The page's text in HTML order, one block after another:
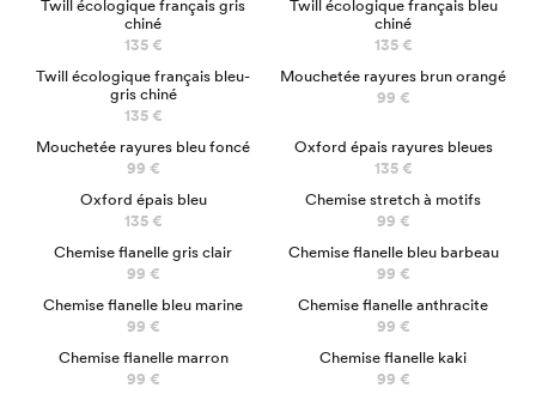
Twill écologique français gris
chiné
135 €
Twill écologique français bleu
chiné
135 €
Twill écologique français bleu-
gris chiné
135 €
Mouchetée rayures brun orangé
99 €
Mouchetée rayures bleu foncé
99 €
Oxford épais rayures bleues
135 €
Oxford épais bleu
135 €
Chemise stretch à motifs
99 €
Chemise flanelle gris clair
99 €
Chemise flanelle bleu barbeau
99 €
Chemise flanelle bleu marine
99 €
Chemise flanelle anthracite
99 €
Chemise flanelle marron
99 €
Chemise flanelle kaki
99 €